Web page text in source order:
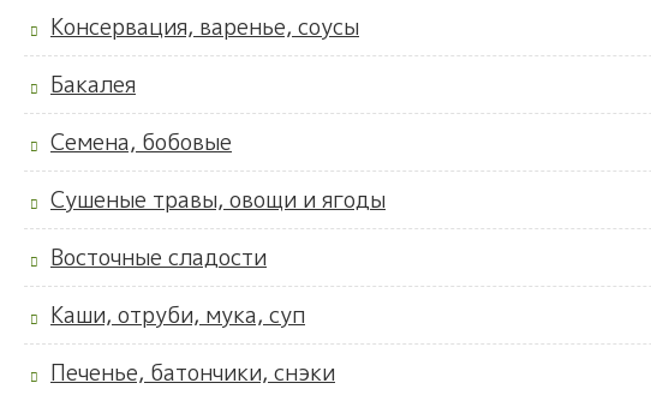
Консервация, варенье, соусы
Бакалея
Семена, бобовые
Сушеные травы, овощи и ягоды
Восточные сладости
Каши, отруби, мука, суп
Печенье, батончики, снэки